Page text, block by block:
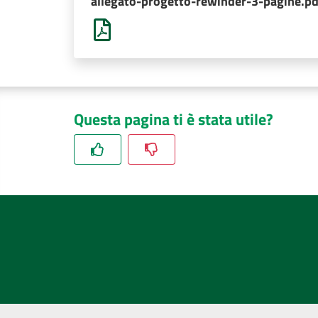
Questa pagina ti è stata utile?